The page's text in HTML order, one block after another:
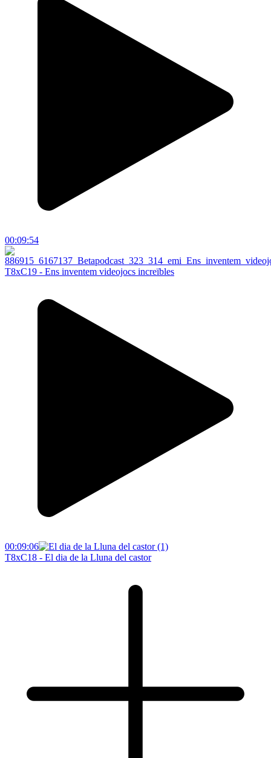
00:09:54
T8xC19 - Ens inventem videojocs increïbles
00:09:06
T8xC18 - El dia de la Lluna del castor